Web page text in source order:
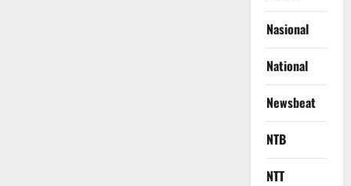
Nasional
National
Newsbeat
NTB
NTT